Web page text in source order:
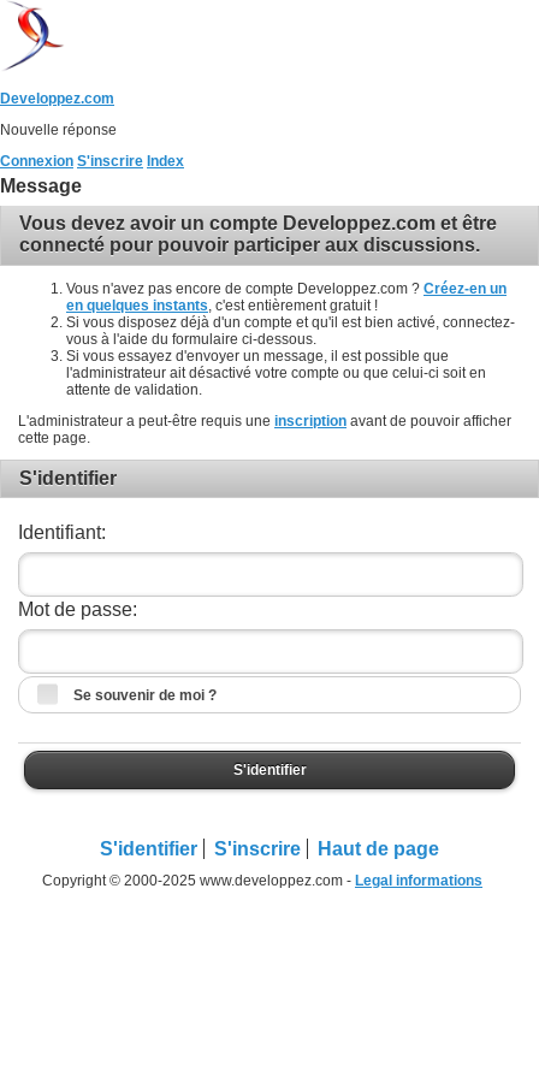
Developpez.com
Nouvelle réponse
Connexion S'inscrire Index
Message
Vous devez avoir un compte Developpez.com et être
connecté pour pouvoir participer aux discussions.
Vous n'avez pas encore de compte Developpez.com ? Créez-en un
en quelques instants , c'est entièrement gratuit !
Si vous disposez déjà d'un compte et qu'il est bien activé, connectez-
vous à l'aide du formulaire ci-dessous.
Si vous essayez d'envoyer un message, il est possible que
l'administrateur ait désactivé votre compte ou que celui-ci soit en
attente de validation.
L'administrateur a peut-être requis une inscription avant de pouvoir afficher
cette page.
S'identifier
Identifiant:
Mot de passe:
Se souvenir de moi ?
S'identifier
S'identifier S'inscrire Haut de page
Copyright © 2000-2025 www.developpez.com - Legal informations